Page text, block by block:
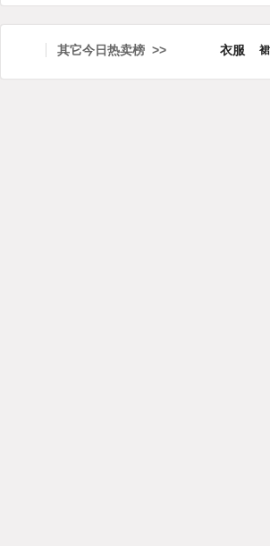
其它今日热卖榜 >> 衣服